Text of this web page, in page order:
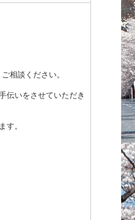
談ください。
伝いをさせていただき
す。